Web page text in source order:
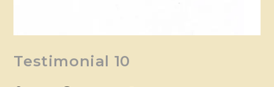
Testimonial 10